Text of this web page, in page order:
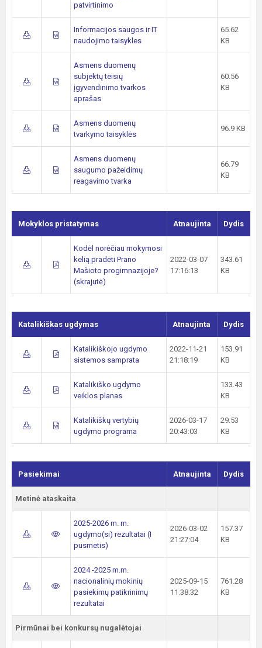
patvirtinimo
Informacijos saugos ir IT
naudojimo taisykles
65.62
KB
Asmens duomenų
subjektų teisių
įgyvendinimo tvarkos
aprašas
60.56
KB
Asmens duomenų
tvarkymo taisyklės
96.9 KB
Asmens duomenų
saugumo pažeidimų
reagavimo tvarka
66.79
KB
Mokyklos pristatymas Atnaujinta Dydis
Kodėl norėčiau mokymosi
kelią pradėti Prano
Mašioto progimnazijoje?
(skrajutė)
2022-03-07
17:16:13
343.61
KB
Katalikiškas ugdymas Atnaujinta Dydis
Katalikiškojo ugdymo
sistemos samprata
2022-11-21
21:18:19
153.91
KB
Katalikiško ugdymo
veiklos planas
133.43
KB
Katalikiškų vertybių
ugdymo programa
2026-03-17
20:43:03
29.53
KB
Pasiekimai Atnaujinta Dydis
Metinė ataskaita
2025-2026 m. m.
ugdymo(si) rezultatai (I
pusmetis)
2026-03-02
21:27:04
157.37
KB
2024 -2025 m.m.
nacionalinių mokinių
pasiekimų patikrinimų
rezultatai
2025-09-15
11:38:32
761.28
KB
Pirmūnai bei konkursų nugalėtojai